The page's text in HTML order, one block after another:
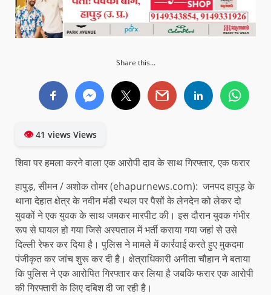
Share this...
👁41 views Views
शिवा पर हमला करने वाला एक आरोपी दाव के साथ गिरफ्तार, एक फरार
हापुड़, सीमन / अशोक तोमर (ehapurnews.com): जनपद हापुड़ के
थाना देहात क्षेत्र के नवीन मंडी स्थल पर पैसों के लेनदेन को लेकर दो
युवकों ने एक युवक के साथ जमकर मारपीट की। इस दौरान युवक गंभीर
रूप से घायल हो गया जिसे अस्पताल में भर्ती कराया गया जहां से उसे
दिल्ली रेफर कर दिया है। पुलिस ने मामले में कार्रवाई करते हुए मुकदमा
पंजीकृत कर जांच शुरू कर दी है। क्षेत्राधिकारी अनीता चौहान ने बताया
कि पुलिस ने एक आरोपित गिरफ्तार कर लिया है जबकि फरार एक आरोपी
की गिरफ्तारी के लिए दबिश दी जा रही है।